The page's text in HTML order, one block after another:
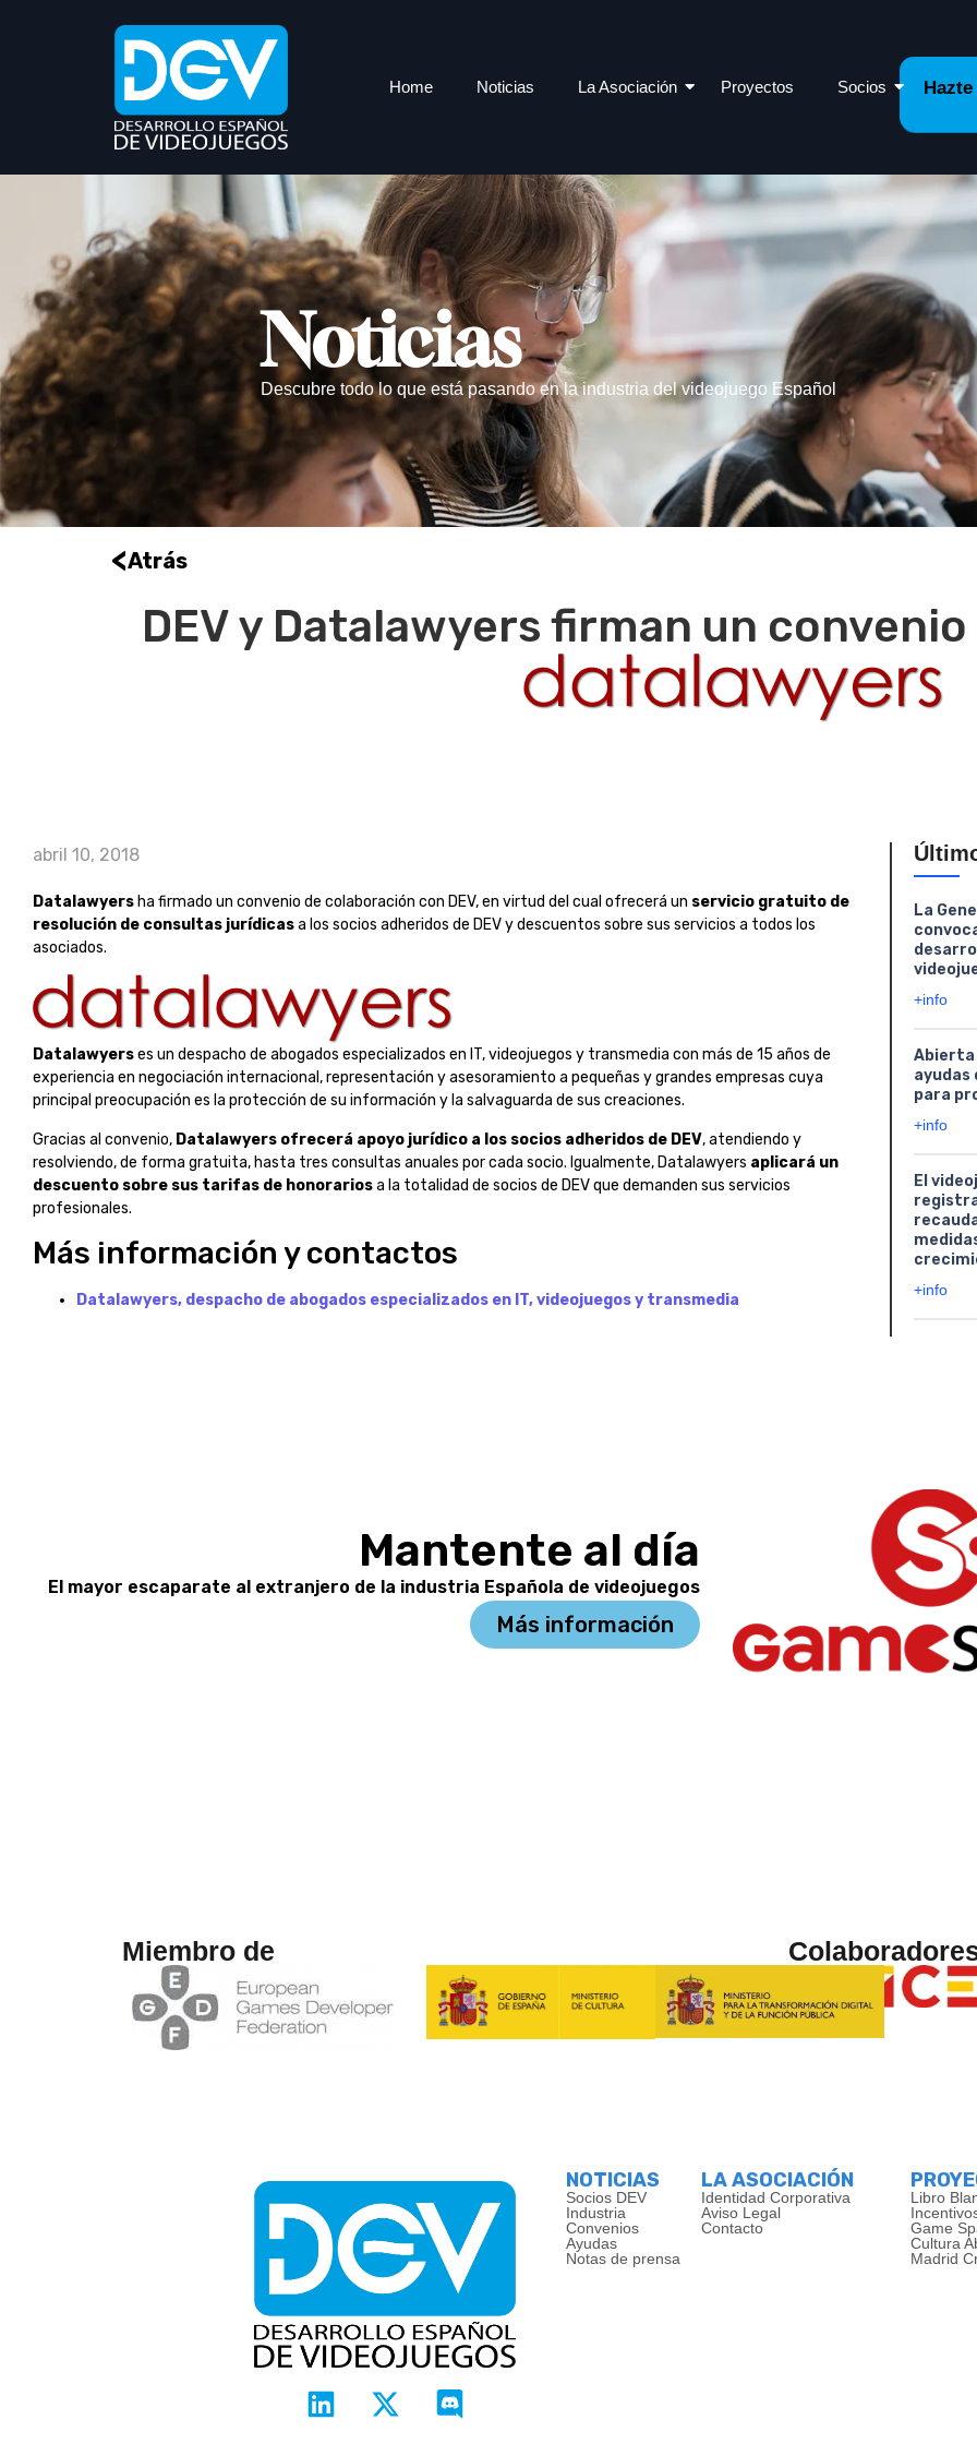
Home Noticias La Asociación Proyectos Socios
Noticias
Descubre todo lo que está pasando en la industria del videojuego Español
<Atrás
DEV y Datalawyers firman un
abril 10, 2018
Datalawyers ha firmado un convenio de colaboración con DEV, en virtud del cual ofrecerá un servicio gratuito de
resolución de consultas jurídicasa los socios adheridos de DEV y descuentos sobre sus servicios a todos los
asociados.
Datalawyerses un despacho de abogados especializados en IT, videojuegos y transmedia con más de 15 años de
experiencia en negociación internacional, representación y asesoramiento a pequeñas y grandes empresas cuya
principal preocupación es la protección de su información y la salvaguarda de sus creaciones.
Gracias al convenio, Datalawyers ofrecerá apoyo jurídico a los socios adheridos de DEV, atendiendo y
resolviendo, de forma gratuita, hasta tres consultas anuales por cada socio. Igualmente, Datalawyers aplicará un
descuento sobre sus tarifas de honorariosa la totalidad de socios de DEV que demanden sus servicios
profesionales.
Más información y contactos
Datalawyers, despacho de abogados especializados en IT, videojuegos y transmedia
La
+info
Abierta
ayudas
para
+info
El
+info
Mantente al día
El mayor escaparate al extranjero de la industria Española de videojuegos
Más información
Miembro de
NOTICIAS
Socios DEV
Industria
Convenios
Ayudas
Notas de prensa
LA ASOCIACIÓN
Identidad Corporativa
Aviso Legal
Contacto
Libro
Game
Cultura
Madrid